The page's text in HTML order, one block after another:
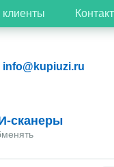
info@kupiuzi.ru
сканеры